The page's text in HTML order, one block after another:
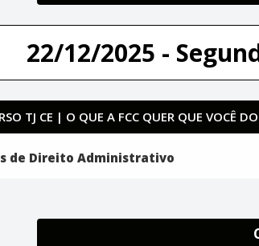
22/12/2025 -
TJ CE | O QUE A FCC QUER QUE VOCÊ
de Direito Administrativo